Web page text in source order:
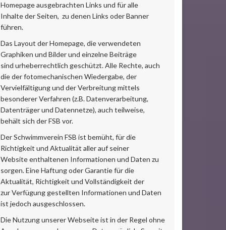
Homepage ausgebrachten Links und für alle
Inhalte der Seiten, zu denen Links oder Banner
führen.
Das Layout der Homepage, die verwendeten
Graphiken und Bilder und einzelne Beiträge
sind urheberrechtlich geschützt. Alle Rechte, auch
die der fotomechanischen Wiedergabe, der
Vervielfältigung und der Verbreitung mittels
besonderer Verfahren (z.B. Datenverarbeitung,
Datenträger und Datennetze), auch teilweise,
behält sich der FSB vor.
Der Schwimmverein FSB ist bemüht, für die
Richtigkeit und Aktualität aller auf seiner
Website enthaltenen Informationen und Daten zu
sorgen. Eine Haftung oder Garantie für die
Aktualität, Richtigkeit und Vollständigkeit der
zur Verfügung gestellten Informationen und Daten
ist jedoch ausgeschlossen.
Die Nutzung unserer Webseite ist in der Regel ohne